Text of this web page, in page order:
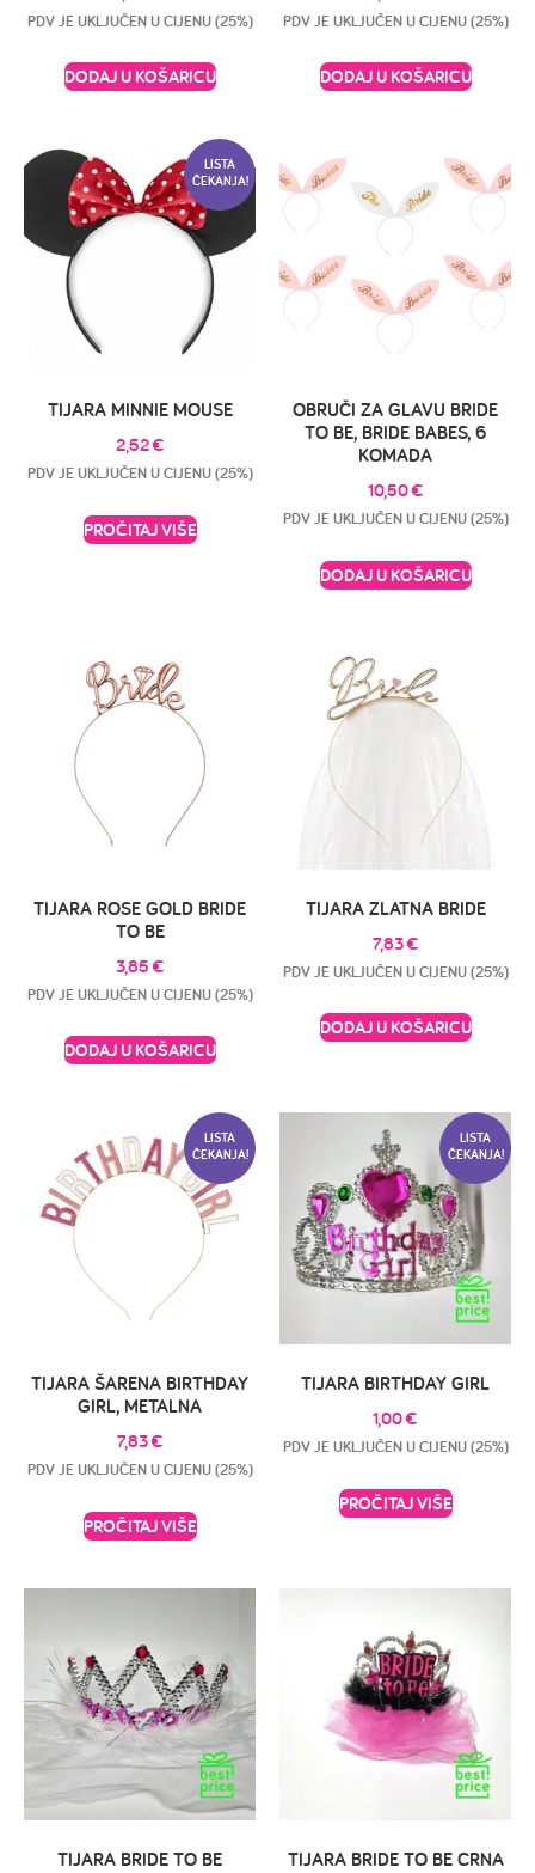
PDV JE UKLJUČEN U CIJENU (25%)
DODAJ U KOŠARICU
PDV JE UKLJUČEN U CIJENU (25%)
DODAJ U KOŠARICU
LISTA
ČEKANJA!
TIJARA MINNIE MOUSE
2,52€
PDV JE UKLJUČEN U CIJENU (25%)
PROČITAJ VIŠE
OBRUČI ZA GLAVU BRIDE
TO BE, BRIDE BABES, 6
KOMADA
10,50€
PDV JE UKLJUČEN U CIJENU (25%)
DODAJ U KOŠARICU
TIJARA ROSE GOLD BRIDE
TO BE
3,85 €
PDV JE UKLJUČEN U CIJENU (25%)
DODAJ U KOŠARICU
TIJARA ZLATNA BRIDE
7,83€
PDV JE UKLJUČEN U CIJENU (25%)
DODAJ U KOŠARICU
LISTA
ČEKANJA!
TIJARA ŠARENA BIRTHDAY
GIRL, METALNA
7,83€
PDV JE UKLJUČEN U CIJENU (25%)
PROČITAJ VIŠE
LISTA
ČEKANJA!
TIJARA BIRTHDAY GIRL
1,00€
PDV JE UKLJUČEN U CIJENU (25%)
PROČITAJ VIŠE
TIJARA BRIDE TO BE TIJARA BRIDE TO BE CRNA